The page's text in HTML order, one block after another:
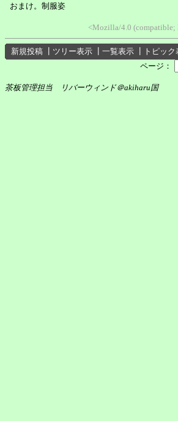
おまけ。制服姿
<Mozilla/4.0 (compatible;
新規投稿 ツリー表示 一覧表示 トピック
ページ：
茶板管理担当 リバーウィンド＠akiharu国